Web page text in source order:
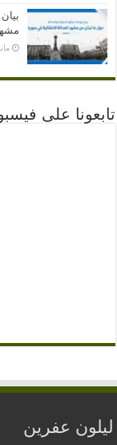
مايو 1,
تابعونا على
ليلون عفرين